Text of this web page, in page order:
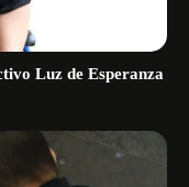
Luz de Esperanza